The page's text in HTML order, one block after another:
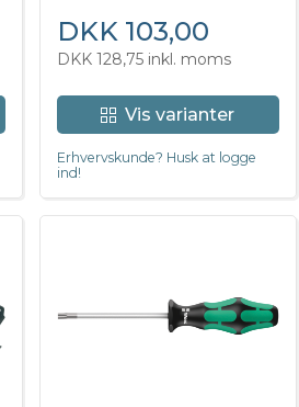
DKK 103,00
DKK 128,75 inkl. moms
Vis varianter
Erhvervskunde? Husk at logge
ind!